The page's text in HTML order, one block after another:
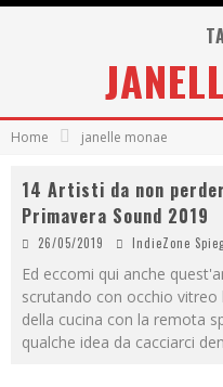
Home janelle monae
14 Artisti da non
Primavera Sound 2019
26/05/2019 IndieZone
Ed eccomi qui anche
scrutando con occhio
della cucina con la remota
qualche idea da cacciarci